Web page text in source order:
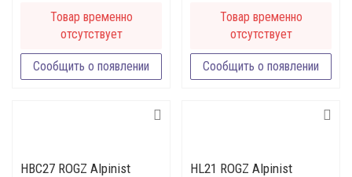
Товар временно
отсутствует
Сообщить о появлении
Товар временно
отсутствует
Сообщить о появлении
HBC27 ROGZ Alpinist
HL21 ROGZ Alpinist